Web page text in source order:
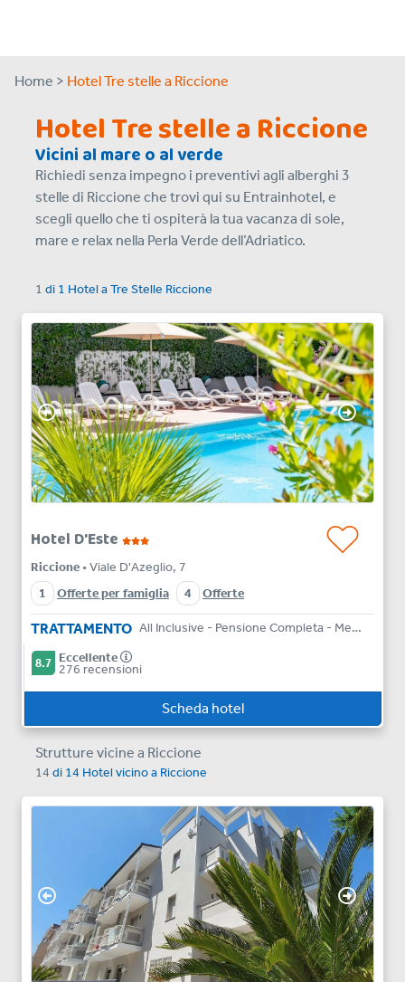
Home > Hotel Tre stelle a Riccione
Hotel Tre stelle a Riccione
Vicini al mare o al verde
Richiedi senza impegno i preventivi agli alberghi 3
stelle di Riccione che trovi qui su Entrainhotel, e
scegli quello che ti ospiterà la tua vacanza di sole,
mare e relax nella Perla Verde dell’Adriatico.
1 di 1 Hotel aTre Stelle Riccione
Hotel D'Este
Riccione • Viale D'Azeglio, 7
1
Offerte per famiglia 4 Offerte
TRATTAMENTO All Inclusive - Pensione Completa - Mezza Pensione - Bed & Breakfast
8.7 Eccellente
276 recensioni
Scheda hotel
Strutture vicine a Riccione
14 di 14 Hotel vicino a Riccione